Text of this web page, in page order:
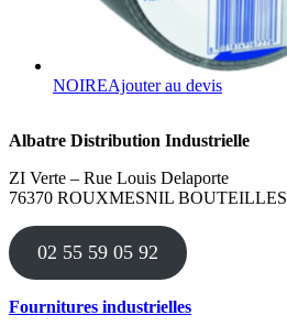
NOIREAjouter au devis
Albatre Distribution Industrielle
ZI Verte – Rue Louis Delaporte
76370 ROUXMESNIL BOUTEILLES
02 55 59 05 92
Fournitures industrielles